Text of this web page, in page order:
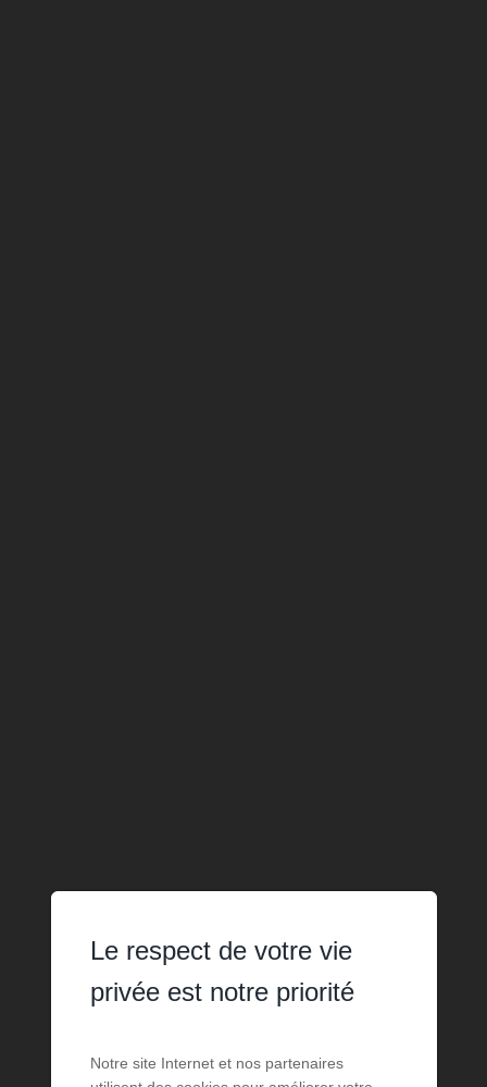
Le respect de votre vie
privée est notre priorité
Notre site Internet et nos partenaires